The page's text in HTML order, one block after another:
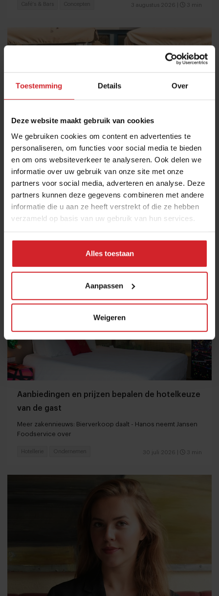
Toestemming Details Over
Deze website maakt gebruik van cookies
We gebruiken cookies om content en advertenties te
personaliseren, om functies voor social media te bieden
en om ons websiteverkeer te analyseren. Ook delen we
informatie over uw gebruik van onze site met onze
partners voor social media, adverteren en analyse. Deze
partners kunnen deze gegevens combineren met andere
informatie die u aan ze heeft verstrekt of die ze hebben
verzameld op basis van uw gebruik van hun services.
Alles toestaan
Aanpassen
Weigeren
3 augustus 2026 3 min
Café's & Bars Concepten
The Happiness Café wil via franchise uitbreiden
naar 30 locaties
Linsey van Oers wil heel Nederland kennis laten maken met
haar all-day-horecaformule
Aanbiedingen en prijzen bepalen de hotelkeuze
van de gast
Meer zakennieuws: Bierverkoop daalt - Hanos neemt Jansen
Foodservice over
30 juli 2026 3 min
Hotellerie Ondernemen